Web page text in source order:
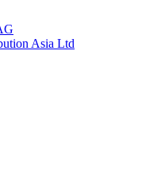
Asia Ltd